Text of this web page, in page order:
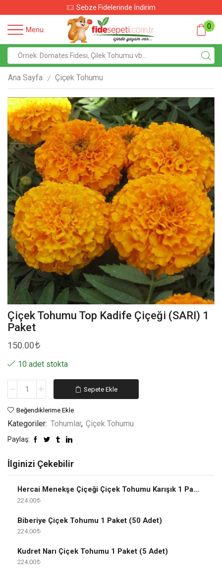
Sebze Fidelerinde İndirim
Menu 0
Ana Sayfa / Çiçek Tohumu
Çiçek Tohumu Top Kadife Çiçeği (SARI) 1
Paket
150.00
10 adet stokta
Sepete Ekle
Beğendiklerime Ekle
Kategoriler: Tohumlar, Çiçek Tohumu
Paylaş:
İlginizi Çekebilir
Hercai Menekşe Çiçeği Çiçek Tohumu Karışık 1 Paket
224.00
Biberiye Çiçek Tohumu 1 Paket (50 Adet)
224.00
Kudret Narı Çiçek Tohumu 1 Paket (5 Adet)
224.00